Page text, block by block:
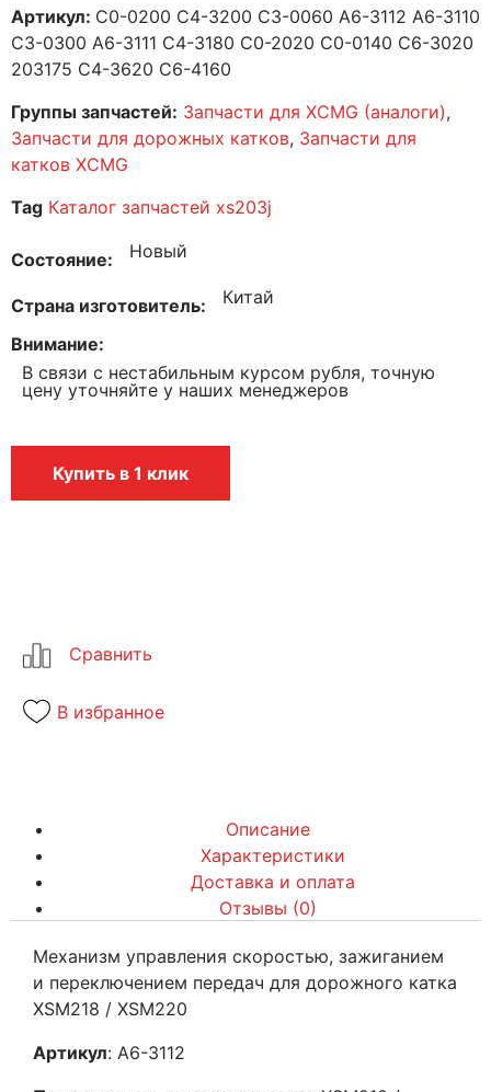
Артикул: C0-0200 C4-3200 C3-0060 A6-3112 A6-3110
C3-0300 A6-3111 C4-3180 C0-2020 C0-0140 C6-3020
203175 C4-3620 C6-4160
Группы запчастей: Запчасти для XCMG (аналоги),
Запчасти для дорожных катков, Запчасти для
катков XCMG
Tag Каталог запчастей xs203j
Состояние Новый
Страна изготовитель Китай
Внимание
В связи с нестабильным курсом рубля, точную
цену уточняйте у наших менеджеров
Купить в 1 клик
В избранное
Описание
Характеристики
Доставка и оплата
Отзывы (0)
Механизм управления скоростью, зажиганием
и переключением передач для дорожного катка
XSM218 / XSM220
Артикул: A6-3112